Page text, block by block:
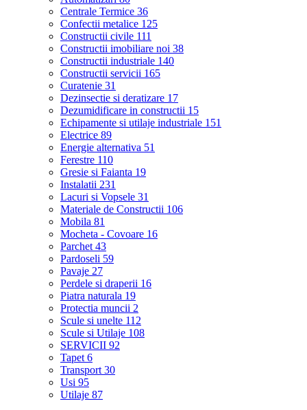
Centrale Termice 36
Confectii metalice 125
Constructii civile 111
Constructii imobiliare noi 38
Constructii industriale 140
Constructii servicii 165
Curatenie 31
Dezinsectie si deratizare 17
Dezumidificare in constructii 15
Echipamente si utilaje industriale 151
Electrice 89
Energie alternativa 51
Ferestre 110
Gresie si Faianta 19
Instalatii 231
Lacuri si Vopsele 31
Materiale de Constructii 106
Mobila 81
Mocheta - Covoare 16
Parchet 43
Pardoseli 59
Pavaje 27
Perdele si draperii 16
Piatra naturala 19
Protectia muncii 2
Scule si unelte 112
Scule si Utilaje 108
SERVICII 92
Tapet 6
Transport 30
Usi 95
Utilaje 87